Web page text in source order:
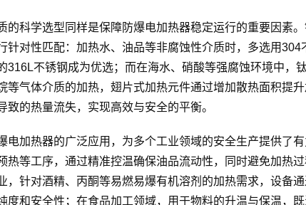
的科学选型同样是保障防爆电加热器稳定运行的重要因素
针对性匹配：加热水、油品等非腐蚀性介质时，多选用
316L不锈钢成为优选；而在海水、硝酸等强腐蚀环境中，
等气体介质的加热，翅片式加热元件通过增加散热面积提
致的热量流失，实现高效与安全的平衡。
电加热器的广泛应用，为多个工业领域的安全生产提供了
热等工序，通过精准控温确保油品流动性，同时避免加热
，针对酒精、丙酮等易燃易爆有机溶剂的加热需求，设备
度和安全性；在食品加工领域，用于物料的升温与保温，